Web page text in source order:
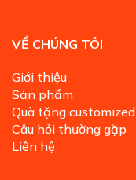
VỀ CHÚNG TÔI
Giới thiệu
Sản phẩm
Quà tặng customized
Câu hỏi thường gặp
Liên hệ